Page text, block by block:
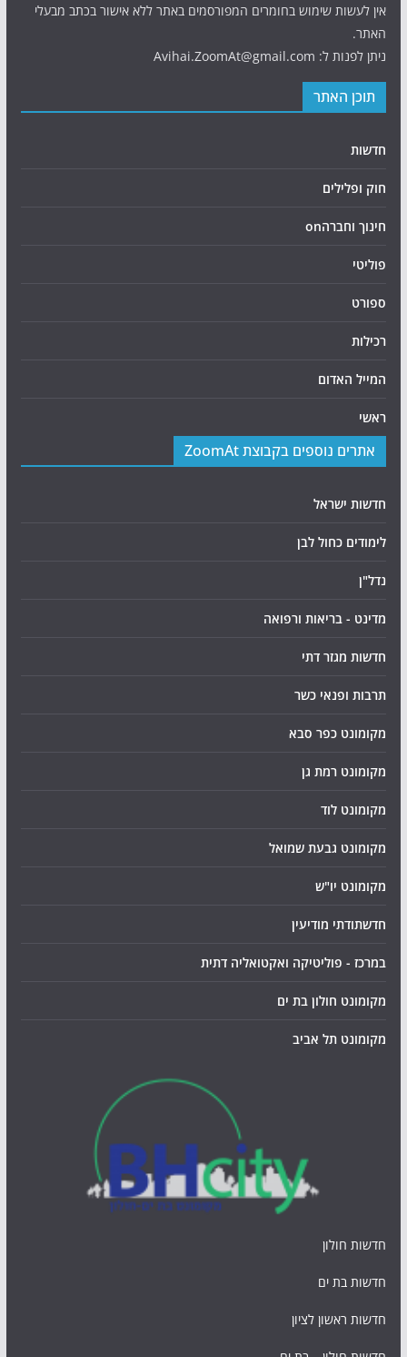
אין לעשות שימוש בחומרים המפורסמים באתר ללא אישור בכתב מבעלי
האתר.
ניתן לפנות ל: Avihai.ZoomAt@gmail.com
תוכן האתר
חדשות
חוק ופלילים
חינוך וחברהon
פוליטי
ספורט
רכילות
המייל האדום
ראשי
אתרים נוספים בקבוצת ZoomAt
חדשות ישראל
לימודים כחול לבן
נדל"ן
מדינט - בריאות ורפואה
חדשות מגזר דתי
תרבות ופנאי כשר
מקומונט כפר סבא
מקומונט רמת גן
מקומונט לוד
מקומונט גבעת שמואל
מקומונט יו"ש
חדשתודתי מודיעין
במרכז - פוליטיקה ואקטואליה דתית
מקומונט חולון בת ים
מקומונט תל אביב
חדשות חולון
חדשות בת ים
חדשות ראשון לציון